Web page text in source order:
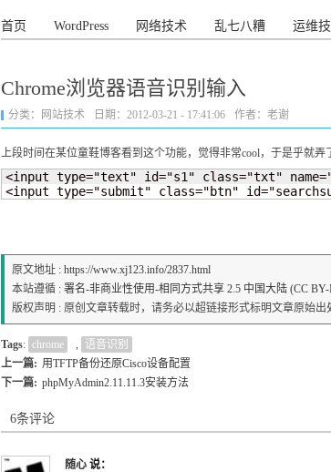
首页 WordPress 网络技术 乱七八糟 运维
Chrome浏览器语音识别输入
分类： 网站技术 日期：2012-03-21 - 17:41:06 作者：老谢
上段时间在某位童鞋博客看到这个功能，觉得非常cool，于是乎就弄
<input type="text" id="s1" class="txt"
<input type="submit" class="btn"
原文地址 :https://www.xj123.info/2837.html
本站遵循 :署名-非商业性使用-相同方式共享 2.5 中国大陆 (CC BY-
版权声明 : 原创文章转载时，请务必以超链接形式标明文章原始出
Tags: chrome ,
语音识别
上一篇: 用TFTP备份还原Cisco设备配置
下一篇: phpMyAdmin2.11.11.3安装方法
6条评论
随心 说：